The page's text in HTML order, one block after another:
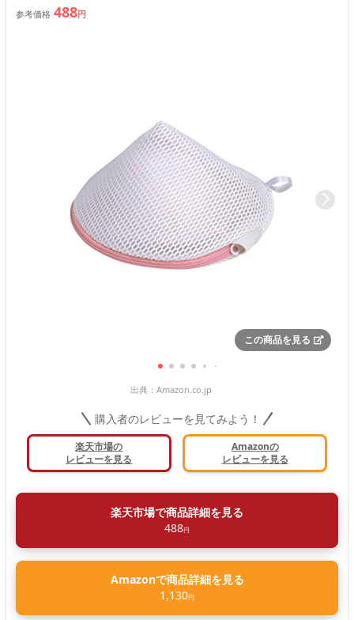
参考価格 488円
この商品を見る
出典： Amazon.co.jp
購入者のレビューを見てみよう！
楽天市場の
レビューを見る
Amazonの
レビューを見る
楽天市場で商品詳細を見る
488円
Amazonで商品詳細を見る
1,130円